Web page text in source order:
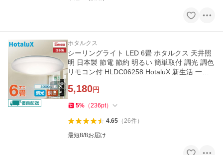
ホタルクス
シーリングライト LED 6畳 ホタルクス 天井照
明 日本製 節電 節約 明るい 簡単取付 調光 調色
リモコン付 HLDC06258 HotaluX 新生活 一人
5,180円
5% （236pt）
4.65（26件）
最短8/8お届け